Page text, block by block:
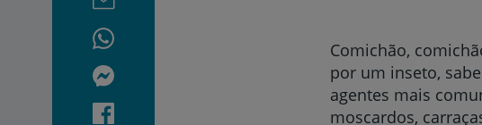
Comichão,
por um inseto,
agentes mais
moscardos,